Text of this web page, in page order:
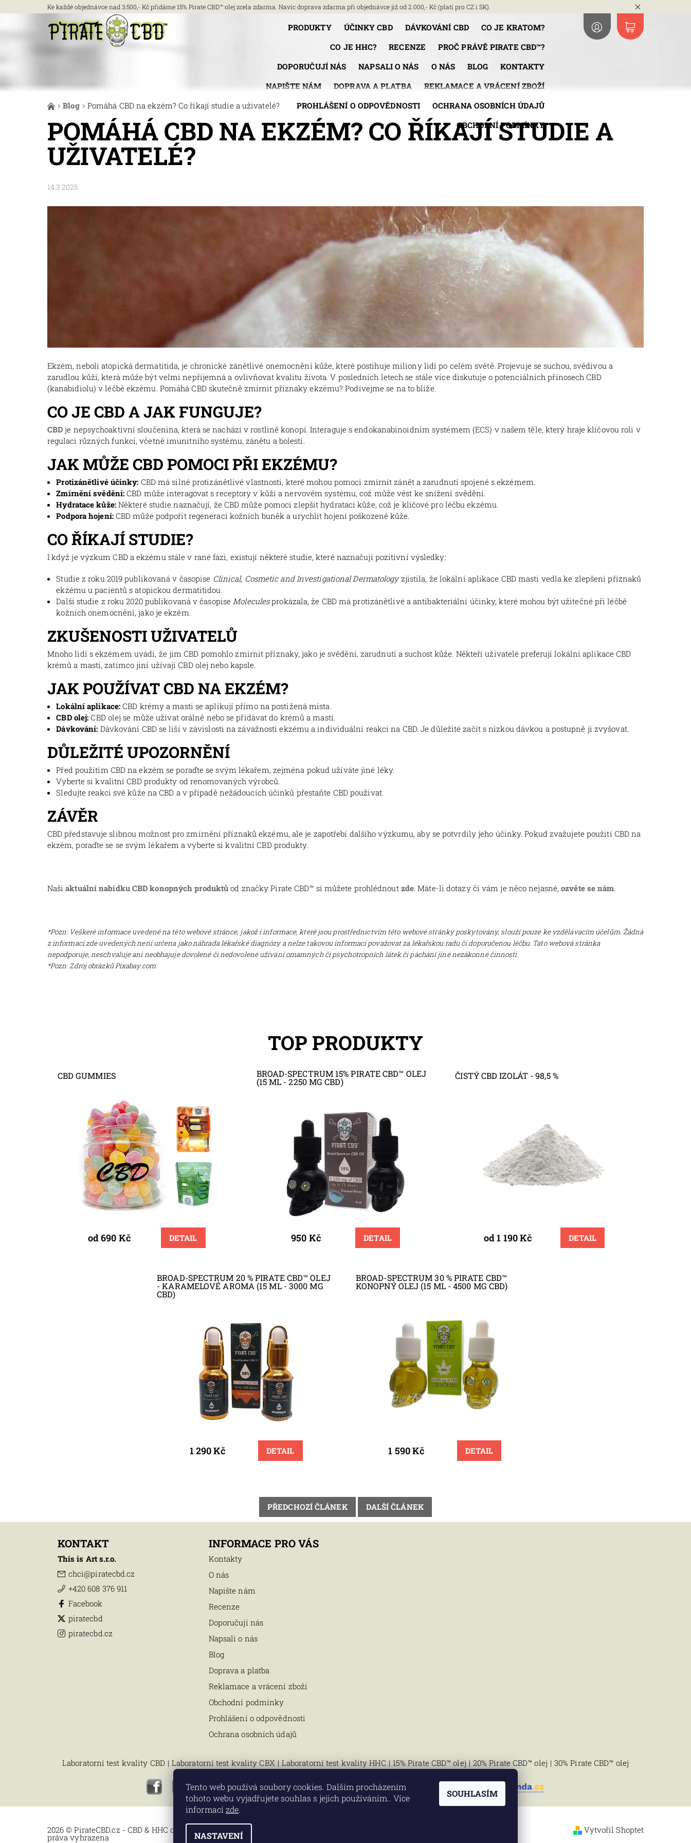
Ke každé objednávce nad 3.500,- Kč přidáme 15% Pirate CBD™ olej zcela zdarma. Navíc doprava zdarma při objednávce již od 2.000,- Kč (platí pro CZ i SK).
PRODUKTY ÚČINKY CBD DÁVKOVÁNÍ CBD
CO JE KRATOM?
CO JE HHC?
RECENZE
PROČ PRÁVĚ PIRATE CBD™?
DOPORUČUJÍ NÁS
NAPSALI O NÁS O NÁS BLOG
KONTAKTY
NAPIŠTE NÁM
DOPRAVA A PLATBA
REKLAMACE A VRÁCENÍ ZBOŽÍ
PROHLÁŠENÍ O ODPOVĚDNOSTI
OCHRANA OSOBNÍCH ÚDAJŮ
OBCHODNÍ PODMÍNKY
Blog Pomáhá CBD na ekzém? Co říkají studie a uživatelé?
POMÁHÁ CBD NA EKZÉM? CO ŘÍKAJÍ STUDIE A
UŽIVATELÉ?
14.3.2025
Ekzém, neboli atopická dermatitida, je chronické zánětlivé onemocnění kůže, které postihuje miliony lidí po celém světě. Projevuje se suchou, svědivou a
zarudlou kůží, která může být velmi nepříjemná a ovlivňovat kvalitu života. V posledních letech se stále více diskutuje o potenciálních přínosech CBD
(kanabidiolu) v léčbě ekzému. Pomáhá CBD skutečně zmírnit příznaky ekzému? Podívejme se na to blíže.
CO JE CBD A JAK FUNGUJE?
CBD je nepsychoaktivní sloučenina, která se nachází v rostlině konopí. Interaguje s endokanabinoidním systémem (ECS) v našem těle, který hraje klíčovou roli v
regulaci různých funkcí, včetně imunitního systému, zánětu a bolesti.
JAK MŮŽE CBD POMOCI PŘI EKZÉMU?
Protizánětlivé účinky: CBD má silné protizánětlivé vlastnosti, které mohou pomoci zmírnit zánět a zarudnutí spojené s ekzémem.
Zmírnění svědění: CBD může interagovat s receptory v kůži a nervovém systému, což může vést ke snížení svědění.
Hydratace kůže:Některé studie naznačují, že CBD může pomoci zlepšit hydrataci kůže, což je klíčové pro léčbu ekzému.
Podpora hojení:CBD může podpořit regeneraci kožních buněk a urychlit hojení poškozené kůže.
CO ŘÍKAJÍ STUDIE?
I když je výzkum CBD a ekzému stále v rané fázi, existují některé studie, které naznačují pozitivní výsledky:
Studie z roku 2019 publikovaná v časopise Clinical, Cosmetic and Investigational Dermatologyzjistila, že lokální aplikace CBD masti vedla ke zlepšení příznaků
ekzému u pacientů s atopickou dermatitidou.
Další studie z roku 2020 publikovaná v časopise Moleculesprokázala, že CBD má protizánětlivé a antibakteriální účinky, které mohou být užitečné při léčbě
kožních onemocnění, jako je ekzém.
ZKUŠENOSTI UŽIVATELŮ
Mnoho lidí s ekzémem uvádí, že jim CBD pomohlo zmírnit příznaky, jako je svědění, zarudnutí a suchost kůže. Někteří uživatelé preferují lokální aplikace CBD
krémů a mastí, zatímco jiní užívají CBD olej nebo kapsle.
JAK POUŽÍVAT CBD NA EKZÉM?
Lokální aplikace: CBD krémy a masti se aplikují přímo na postižená místa.
CBD olej: CBD olej se může užívat orálně nebo se přidávat do krémů a mastí.
Dávkování: Dávkování CBD se liší v závislosti na závažnosti ekzému a individuální reakci na CBD. Je důležité začít s nízkou dávkou a postupně ji zvyšovat.
DŮLEŽITÉ UPOZORNĚNÍ
Před použitím CBD na ekzém se poraďte se svým lékařem, zejména pokud užíváte jiné léky.
Vyberte si kvalitní CBD produkty od renomovaných výrobců.
Sledujte reakci své kůže na CBD a v případě nežádoucích účinků přestaňte CBD používat.
ZÁVĚR
CBD představuje slibnou možnost pro zmírnění příznaků ekzému, ale je zapotřebí dalšího výzkumu, aby se potvrdily jeho účinky. Pokud zvažujete použití CBD na
ekzém, poraďte se se svým lékařem a vyberte si kvalitní CBD produkty.
Našiaktuální nabídku CBD konopných produktů od značky Pirate CBD™ si můžete prohlédnout zde. Máte-li dotazy či vám je něco nejasné,ozvěte se nám.
*Pozn: Veškeré informace uvedené na této webové stránce, jakož i informace, které jsou prostřednictvím této webové stránky poskytovány, slouží pouze ke vzdělávacím účelům. Žádná
z informací zde uvedených není určena jako náhrada lékařské diagnózy a nelze takovou informaci považovat za lékařskou radu či doporučenou léčbu. Tato webová stránka
nepodporuje, neschvaluje ani neobhajuje dovolené či nedovolené užívání omamných či psychotropních látek či páchání jiné nezákonné činnosti.
*Pozn: Zdroj obrázků Pixabay.com
TOP PRODUKTY
CBD GUMMIES
od 690 Kč DETAIL
BROAD-SPECTRUM 15% PIRATE CBD™ OLEJ
(15 ML - 2250 MG CBD)
950 Kč DETAIL
ČISTÝ CBD IZOLÁT - 98,5 %
od 1 190 Kč DETAIL
BROAD-SPECTRUM 20 % PIRATE CBD™ OLEJ
- KARAMELOVÉ AROMA (15 ML - 3000 MG
CBD)
1 290 Kč DETAIL
BROAD-SPECTRUM 30 % PIRATE CBD™
KONOPNÝ OLEJ (15 ML - 4500 MG CBD)
1 590 Kč DETAIL
PŘEDCHOZÍ ČLÁNEK DALŠÍ ČLÁNEK
KONTAKT
This is Art s.r.o.
chci@piratecbd.cz
+420 608 376 911
Facebook
piratecbd
piratecbd.cz
INFORMACE PRO VÁS
Kontakty
O nás
Napište nám
Recenze
Doporučují nás
Napsali o nás
Blog
Doprava a platba
Reklamace a vrácení zboží
Obchodní podmínky
Prohlášení o odpovědnosti
Ochrana osobních údajů
Laboratorní test kvality CBD | Laboratorní test kvality CBX | Laboratorní test kvality HHC | 15% Pirate CBD™ olej | 20% Pirate CBD™ olej | 30% Pirate CBD™ olej
2026 © PirateCBD.cz - CBD & HHC oleje v laboratorní kvalitě z USA od Pirate CBD™, všechna
práva vyhrazena
Vytvořil Shoptet
Tento web používá soubory cookies. Dalším procházením
tohoto webu vyjadřujete souhlas s jejich používáním.. Více
informací zde.
NASTAVENÍ
SOUHLASÍM